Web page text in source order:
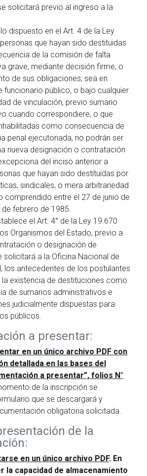
solicitará previo al ingreso a la
dispuesto en el Art. 4 de la Ley
que hayan sido destituidas
de la comisión de falta
grave, mediante decisión firme, o
de sus obligaciones, sea en
funcionario público, o bajo cualquier
de vinculación, previo sumario
cuando correspondiere, o que
como consecuencia de
penal ejecutoriada, no podrán ser
nueva designación o contratación
del inciso anterior a
que hayan sido destituidas por
sindicales, o mera arbitrariedad
comprendido entre el 27 de junio de
de febrero de 1985.
el Art. 4° de la Ley 19.670
Organismos del Estado, previo a
o designación de
solicitará a la Oficina Nacional de
los antecedentes de los postulantes
existencia de destituciones como
de sumarios administrativos e
judicialmente dispuestas para
públicos.
a presentar:
en un único archivo PDF con
detallada en las bases del
a presentar”, folios N°
de la inscripción se
que se descargará y
obligatoria solicitada.
de la
en un único archivo PDF. En
la capacidad de almacenamiento